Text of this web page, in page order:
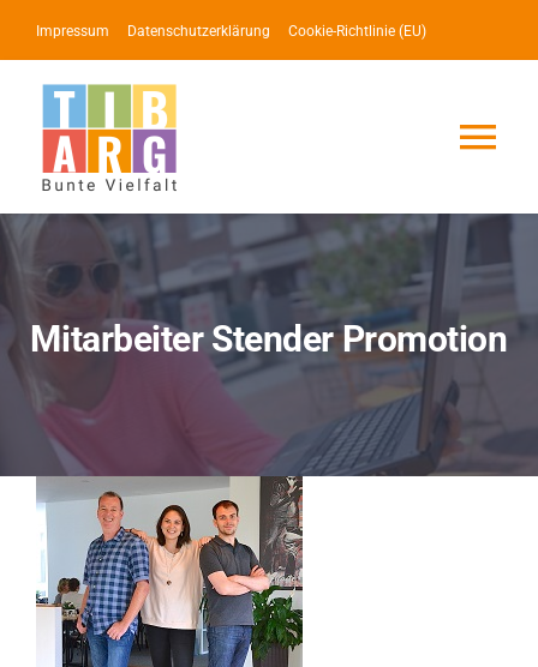
Inhalt
springen
Impressum Datenschutzerklärung Cookie-Richtlinie (EU)
Lotse
Service
Events
Impressionen
Über uns
Mitarbeiter Stender Promotion